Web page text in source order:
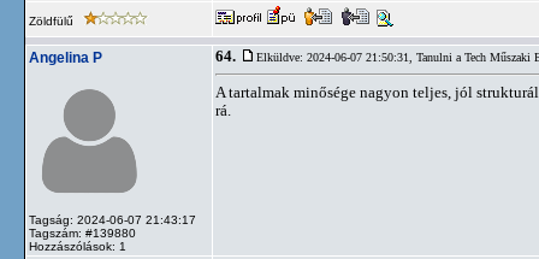
Zöldfülű
Angelina P
Tagság: 2024-06-07 21:43:17
Tagszám: #139880
Hozzászólások: 1
64. Elküldve: 2024-06-07 21:50:31, Tanulni a Tech Műszaki
A tartalmak minősége nagyon teljes, jól
rá.